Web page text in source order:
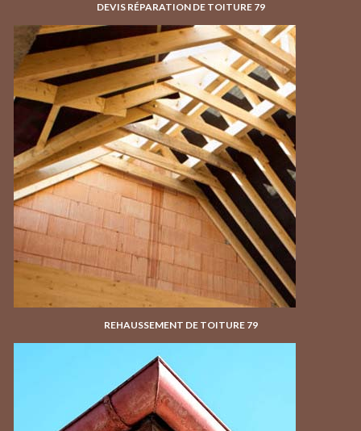
DEVIS RÉPARATION DE TOITURE 79
REHAUSSEMENT DE TOITURE 79